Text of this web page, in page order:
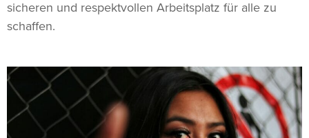
sicheren und respektvollen Arbeitsplatz für alle zu
schaffen.